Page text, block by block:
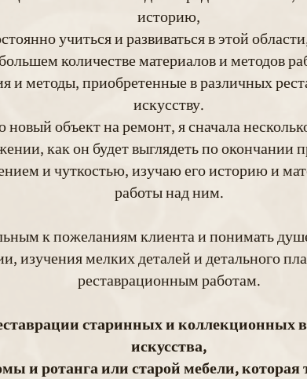
историю,
учиться и развиваться в этой
большем количестве материалов и методов
и методы, приобретенные в различных
искусству.
объект на ремонт, я сначала
как он будет выглядеть по окончании
и чуткостью, изучаю его историю и
работы над ним.
к пожеланиям клиента и понимать
изучения мелких деталей и детального
реставрационным работам.
старинных и коллекционных
искусства,
и ротанга или старой мебели,